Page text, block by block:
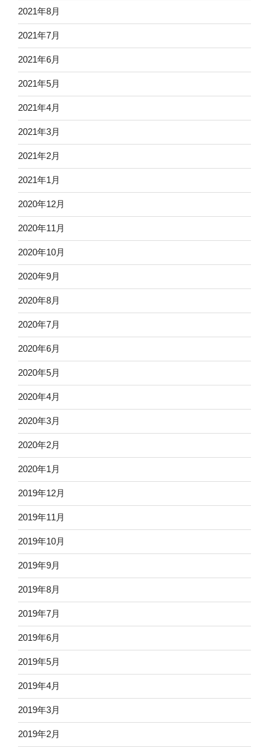
2021年8月
2021年7月
2021年6月
2021年5月
2021年4月
2021年3月
2021年2月
2021年1月
2020年12月
2020年11月
2020年10月
2020年9月
2020年8月
2020年7月
2020年6月
2020年5月
2020年4月
2020年3月
2020年2月
2020年1月
2019年12月
2019年11月
2019年10月
2019年9月
2019年8月
2019年7月
2019年6月
2019年5月
2019年4月
2019年3月
2019年2月